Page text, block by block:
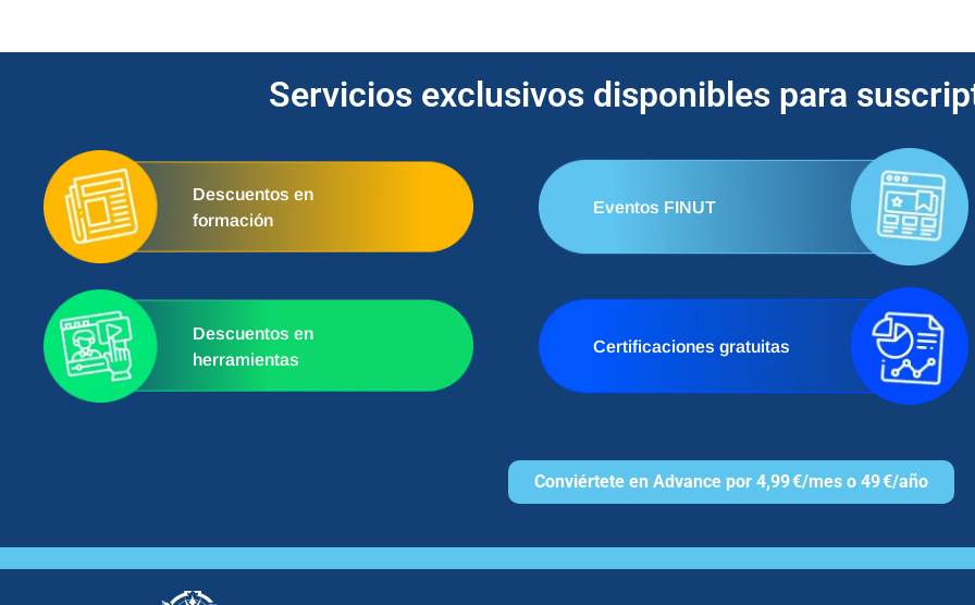
Servicios exclusivos disponibles para
Descuentos en
formación
Eventos FINUT
Descuentos en
herramientas
Certificaciones gratuitas
Conviértete en Advance por 4,99 €/mes o 49 €/año